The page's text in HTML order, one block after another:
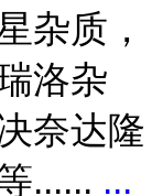
杂质，
洛杂
奈达隆
...... ...